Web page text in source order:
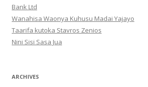
Bank Ltd
Wanahisa Waonya Kuhusu Madai Yajayo
Taarifa kutoka Stavros Zenios
Nini Sisi Sasa Jua
ARCHIVES